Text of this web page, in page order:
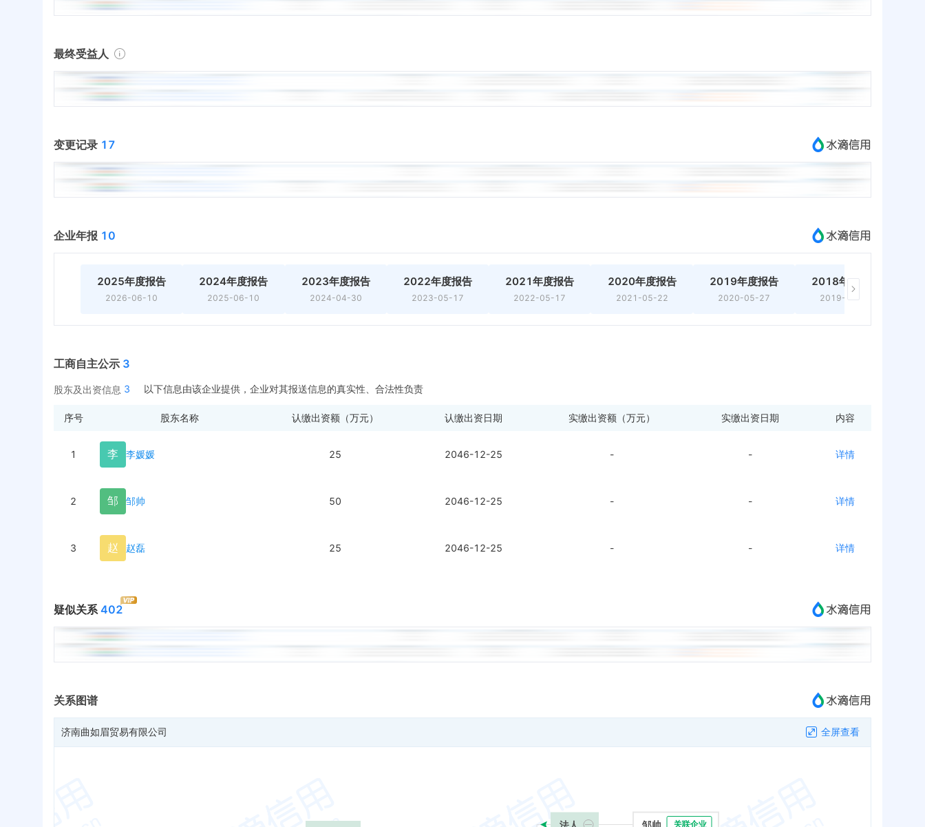
最终受益人
变更记录 17
企业年报 10
2025年度报告
2026-06-10
2024年度报告
2025-06-10
2023年度报告
2024-04-30
2022年度报告
2023-05-17
2021年度报告
2022-05-17
2020年度报告
2021-05-22
2019年度报告
2020-05-27
2018年度报告
2019-03-07
工商自主公示 3
股东及出资信息 3 以下信息由该企业提供，企业对其报送信息的真实性、合法性负责
序号 股东名称 认缴出资额（万元） 认缴出资日期 实缴出资额（万元） 实缴出资日期 内容
1 李 李媛媛 25 2046-12-25 - - 详情
2 邹 邹帅 50 2046-12-25 - - 详情
3 赵 赵磊 25 2046-12-25 - - 详情
疑似关系 402
关系图谱
济南曲如眉贸易有限公司 全屏查看
法人 邹帅 关联企业